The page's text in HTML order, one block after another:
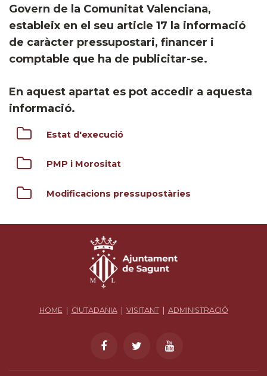
Govern de la Comunitat Valenciana,
estableix en el seu article 17 la informació
de caràcter pressupostari, financer i
comptable que ha de publicitar-se.
En aquest apartat es pot accedir a aquesta
informació.
Estat d'execució
PMP i Morositat
Modificacions pressupostàries
HOME| CIUTADANIA| VISITANT| ADMINISTRACIÓ